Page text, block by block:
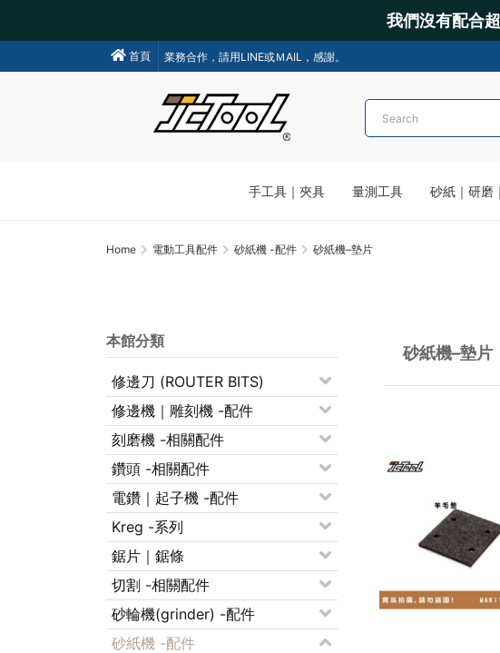
我們沒有配合
首頁
我們不會主動聯絡操作各類金融交易，請小心詐騙!
業務合作，請用LINE或ＭAIL，感謝。
手工具｜夾具 量測工具 砂紙｜研磨
Home 電動工具配件 砂紙機 -配件 砂紙機–墊片
本館分類
修邊刀 (ROUTER BITS)
修邊機｜雕刻機 -配件
刻磨機 -相關配件
鑽頭 -相關配件
電鑽｜起子機 -配件
Kreg -系列
鋸片｜鋸條
切割 -相關配件
砂輪機(grinder) -配件
砂紙機 -配件
砂紙機–墊片